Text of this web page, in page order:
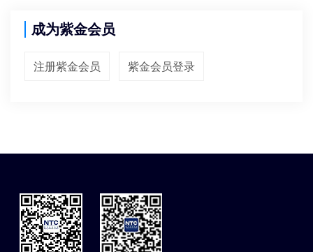
成为紫金会员
注册紫金会员 紫金会员登录